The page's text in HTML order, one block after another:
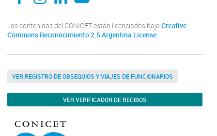
Los contenidos del CONICET están licenciados bajo Creative
Commons Reconocimiento 2.5 Argentina License
VER REGISTRO DE OBSEQUIOS Y VIAJES DE FUNCIONARIOS
VER VERIFICADOR DE RECIBOS